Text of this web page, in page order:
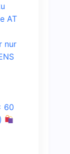
AT
nur
60